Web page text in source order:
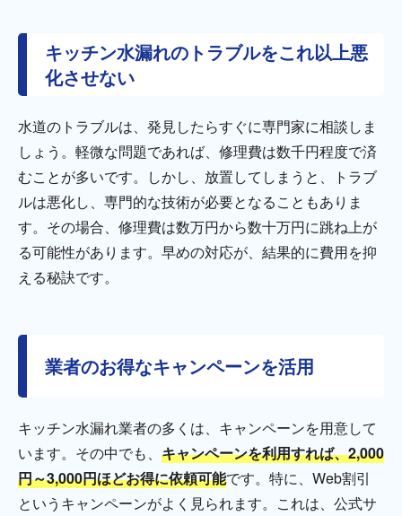
キッチン水漏れのトラブルをこれ以上悪
化させない
水道のトラブルは、発見したらすぐに専門家に相談しま
しょう。軽微な問題であれば、修理費は数千円程度で済
むことが多いです。しかし、放置してしまうと、トラブ
ルは悪化し、専門的な技術が必要となることもありま
す。その場合、修理費は数万円から数十万円に跳ね上が
る可能性があります。早めの対応が、結果的に費用を抑
える秘訣です。
業者のお得なキャンペーンを活用
キッチン水漏れ業者の多くは、キャンペーンを用意して
います。その中でも、 キャンペーンを利用すれば、2,000
円～3,000円ほどお得に依頼可能です。特に、Web割引
というキャンペーンがよく見られます。これは、公式サ